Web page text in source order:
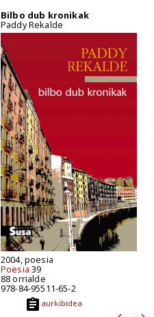
Bilbo dub kronikak
Paddy Rekalde
2004, poesia
Poesia 39
88 orrialde
978-84-95511-65-2
aurkibidea